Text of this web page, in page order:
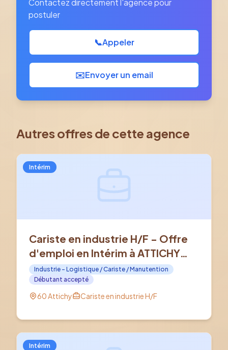
Contactez directement l'agence pour
postuler
📞Appeler
✉️Envoyer un email
Autres offres de cette agence
Intérim
Cariste en industrie H/F - Offre
d'emploi en Intérim à ATTICHY
(60)
Industrie - Logistique / Cariste / Manutention
Débutant accepté
60 Attichy Cariste en industrie H/F
Intérim